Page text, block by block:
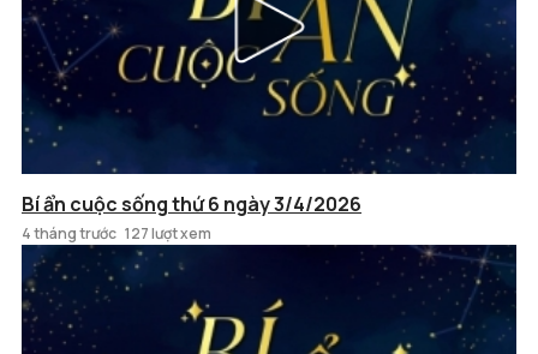
Bí ẩn cuộc sống thứ 6 ngày 3/4/2026
4 tháng trước 127 lượt xem